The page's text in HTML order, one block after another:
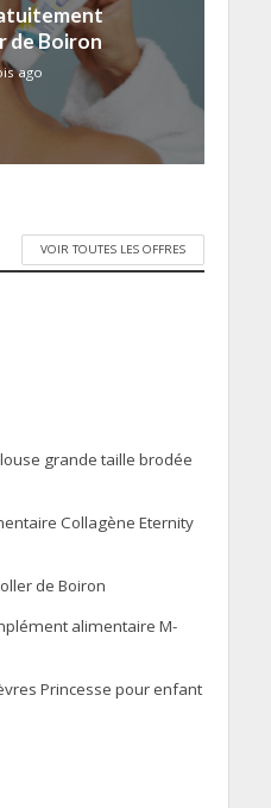
de Boiron
ago
VOIR TOUTES LES OFFRES
grande taille brodée
Collagène Eternity
de Boiron
alimentaire M-
Princesse pour enfant